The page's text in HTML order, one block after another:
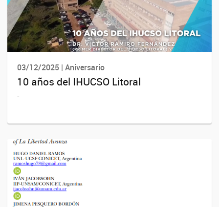
03/12/2025 | Aniversario
10 años del IHUCSO Litoral
-